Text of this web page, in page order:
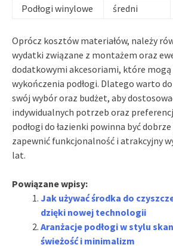
Podłogi winylowe średni
Oprócz kosztów materiałów, należy
wydatki związane z montażem oraz
dodatkowymi akcesoriami, które
wykończenia podłogi. Dlatego warto
swój wybór oraz budżet, aby
indywidualnych potrzeb oraz
podłogi do łazienki powinna być
zapewnić funkcjonalność i atrakcyjny
lat.
Powiązane wpisy:
Jak używać środka do
dzięki nowej technologii
Aranżacje podłogi w stylu
świeżość i minimalizm